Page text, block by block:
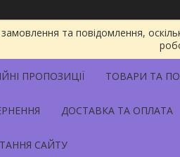
та повідомлення,
ПРОПОЗИЦІЇ ТОВАРИ ТА
ДОСТАВКА ТА ОПЛАТА
САЙТУ